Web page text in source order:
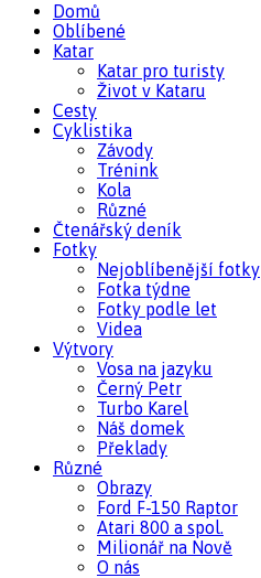
Domů
Oblíbené
Katar
Katar pro turisty
Život v Kataru
Cesty
Cyklistika
Závody
Trénink
Kola
Různé
Čtenářský deník
Fotky
Nejoblíbenější fotky
Fotka týdne
Fotky podle let
Videa
Výtvory
Vosa na jazyku
Černý Petr
Turbo Karel
Náš domek
Překlady
Různé
Obrazy
Ford F-150 Raptor
Atari 800 a spol.
Milionář na Nově
O nás